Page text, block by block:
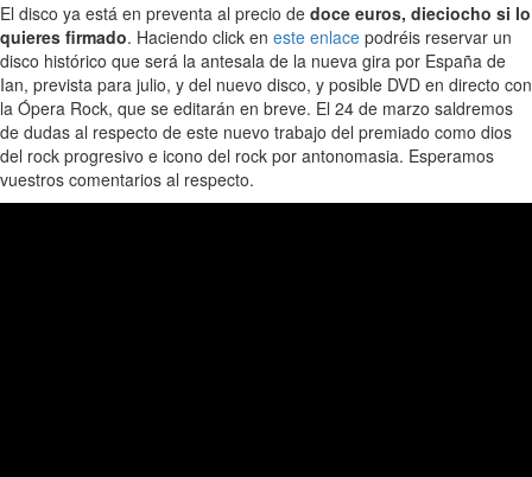
El disco ya está en preventa al precio de doce euros, dieciocho si lo
quieres firmado. Haciendo click en este enlace podréis reservar un
disco histórico que será la antesala de la nueva gira por España de
Ian, prevista para julio, y del nuevo disco, y posible DVD en directo con
la Ópera Rock, que se editarán en breve. El 24 de marzo saldremos
de dudas al respecto de este nuevo trabajo del premiado como dios
del rock progresivo e icono del rock por antonomasia. Esperamos
vuestros comentarios al respecto.